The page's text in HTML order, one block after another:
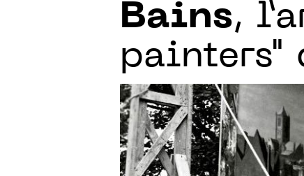
Bains,
painters"